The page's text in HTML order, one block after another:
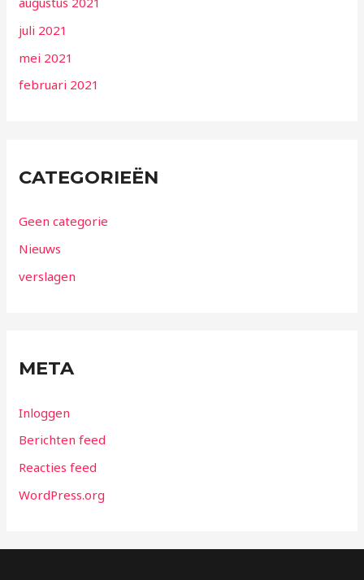
juli 2021
mei 2021
februari 2021
CATEGORIEËN
Geen categorie
Nieuws
verslagen
META
Inloggen
Berichten feed
Reacties feed
WordPress.org